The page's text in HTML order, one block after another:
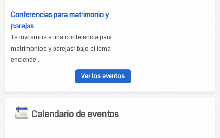
Conferencias para matrimonio y
parejas
Te invitamos a una conferencia para
matrimonios y parejas: bajo el lema
enciende...
Ver los eventos
Calendario de eventos